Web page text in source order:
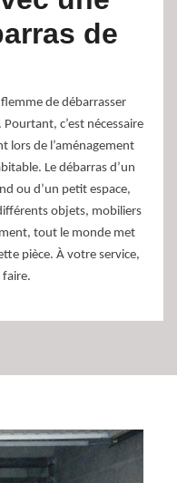
de
flemme de débarrasser
c’est nécessaire
lors de l’aménagement
Le débarras d’un
ou d’un petit espace,
objets, mobiliers
tout le monde met
pièce. À votre service,
faire.